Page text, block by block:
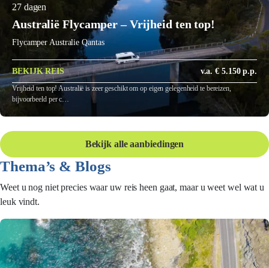
27 dagen
Australië Flycamper – Vrijheid ten top!
Flycamper Australie Qantas
BEKIJK REIS v.a. € 5.150 p.p.
Vrijheid ten top! Australië is zeer geschikt om op eigen gelegenheid te bereizen,
bijvoorbeeld per c…
Bekijk alle aanbiedingen
Thema’s & Blogs
Weet u nog niet precies waar uw reis heen gaat, maar u weet wel wat u
leuk vindt.